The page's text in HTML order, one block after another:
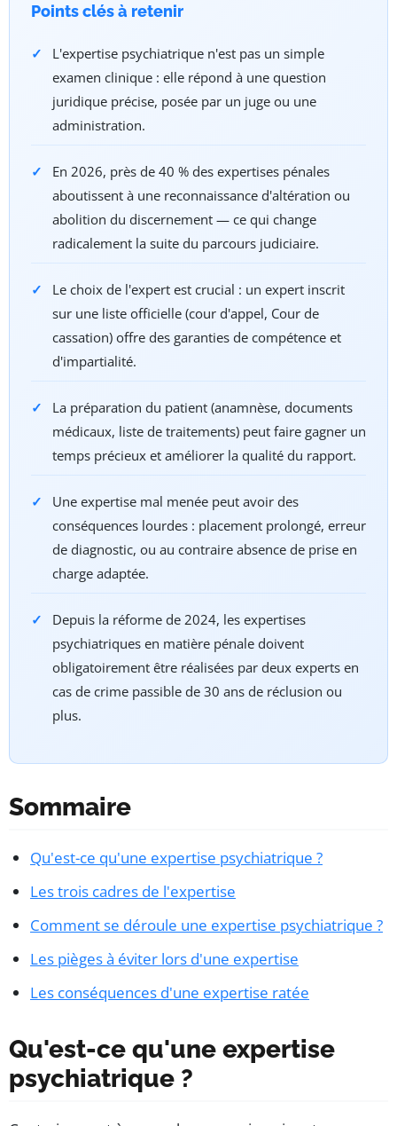
Points clés à retenir
L'expertise psychiatrique n'est pas un simple
examen clinique : elle répond à une question
juridique précise, posée par un juge ou une
administration.
En 2026, près de 40 % des expertises pénales
aboutissent à une reconnaissance d'altération ou
abolition du discernement — ce qui change
radicalement la suite du parcours judiciaire.
Le choix de l'expert est crucial : un expert inscrit
sur une liste officielle (cour d'appel, Cour de
cassation) offre des garanties de compétence et
d'impartialité.
La préparation du patient (anamnèse, documents
médicaux, liste de traitements) peut faire gagner un
temps précieux et améliorer la qualité du rapport.
Une expertise mal menée peut avoir des
conséquences lourdes : placement prolongé, erreur
de diagnostic, ou au contraire absence de prise en
charge adaptée.
Depuis la réforme de 2024, les expertises
psychiatriques en matière pénale doivent
obligatoirement être réalisées par deux experts en
cas de crime passible de 30 ans de réclusion ou
plus.
Sommaire
Qu'est-ce qu'une expertise psychiatrique ?
Les trois cadres de l'expertise
Comment se déroule une expertise psychiatrique ?
Les pièges à éviter lors d'une expertise
Les conséquences d'une expertise ratée
Qu'est-ce qu'une expertise
psychiatrique ?